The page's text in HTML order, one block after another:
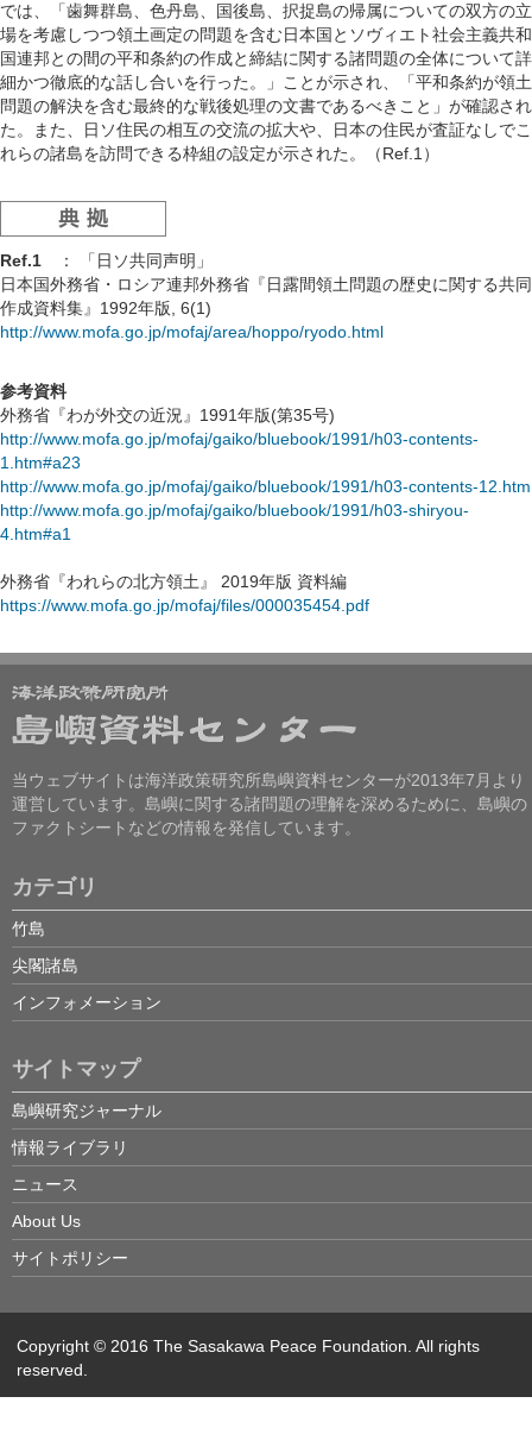
では、「歯舞群島、色丹島、国後島、択捉島の帰属についての双方の立
場を考慮しつつ領土画定の問題を含む日本国とソヴィエト社会主義共和
国連邦との間の平和条約の作成と締結に関する諸問題の全体について詳
細かつ徹底的な話し合いを行った。」ことが示され、「平和条約が領土
問題の解決を含む最終的な戦後処理の文書であるべきこと」が確認され
た。また、日ソ住民の相互の交流の拡大や、日本の住民が査証なしでこ
れらの諸島を訪問できる枠組の設定が示された。（Ref.1）
Ref.1 ： 「日ソ共同声明」
日本国外務省・ロシア連邦外務省『日露間領土問題の歴史に関する共同
作成資料集』1992年版, 6(1)
http://www.mofa.go.jp/mofaj/area/hoppo/ryodo.html
参考資料
外務省『わが外交の近況』1991年版(第35号)
http://www.mofa.go.jp/mofaj/gaiko/bluebook/1991/h03-contents-
1.htm#a23
http://www.mofa.go.jp/mofaj/gaiko/bluebook/1991/h03-contents-12.htm
http://www.mofa.go.jp/mofaj/gaiko/bluebook/1991/h03-shiryou-
4.htm#a1
外務省『われらの北方領土』 2019年版 資料編
https://www.mofa.go.jp/mofaj/files/000035454.pdf
当ウェブサイトは海洋政策研究所島嶼資料センターが2013年7月より
運営しています。島嶼に関する諸問題の理解を深めるために、島嶼の
ファクトシートなどの情報を発信しています。
カテゴリ
竹島
尖閣諸島
インフォメーション
サイトマップ
島嶼研究ジャーナル
情報ライブラリ
ニュース
About Us
サイトポリシー
Copyright © 2016 The Sasakawa Peace Foundation. All rights
reserved.